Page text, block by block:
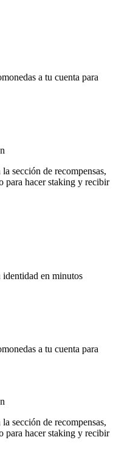
a tu cuenta para
sección de recompensas,
para hacer staking y recibir
en minutos
a tu cuenta para
sección de recompensas,
para hacer staking y recibir